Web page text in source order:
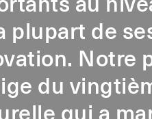
au
plupart de
Notre
du